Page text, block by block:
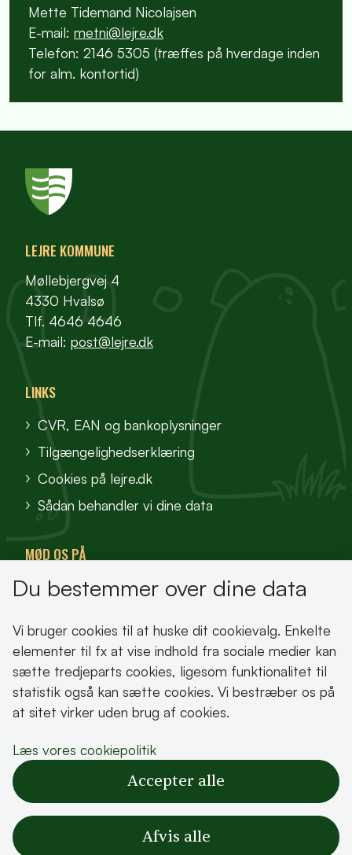
Mette Tidemand Nicolajsen
E-mail: metni@lejre.dk
Telefon: 2146 5305 (træffes på hverdage inden
for alm. kontortid)
LEJRE KOMMUNE
Møllebjergvej 4
4330 Hvalsø
Tlf. 4646 4646
E-mail: post@lejre.dk
LINKS
CVR, EAN og bankoplysninger
Tilgængelighedserklæring
Cookies på lejre.dk
Sådan behandler vi dine data
MØD OS PÅ
VisitFjordlandet
Oplev Lejre
Dette indhold kræver cookies for at blive vist
Læs vores cookiepolitik
Du bestemmer over dine data
Vi bruger cookies til at huske dit cookievalg. Enkelte
elementer til fx at vise indhold fra sociale medier kan
sætte tredjeparts cookies, ligesom funktionalitet til
statistik også kan sætte cookies. Vi bestræber os på
at sitet virker uden brug af cookies.
Læs vores cookiepolitik
Accepter alle
Afvis alle